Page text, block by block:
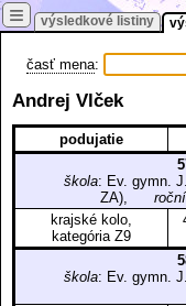
výsledkové listiny
≡
časť mena:
Andrej Vlček
podujatie
škola: Ev. gymn.
ZA),
krajské kolo,
kategória Z9
škola: Ev. gymn.